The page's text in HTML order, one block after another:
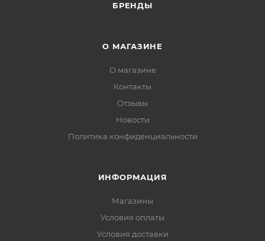
БРЕНДЫ
О МАГАЗИНЕ
О магазине
Контакты
Отзывы
Новости
Политика конфиденциальности
ИНФОРМАЦИЯ
Магазины
Условия оплаты
Условия доставки